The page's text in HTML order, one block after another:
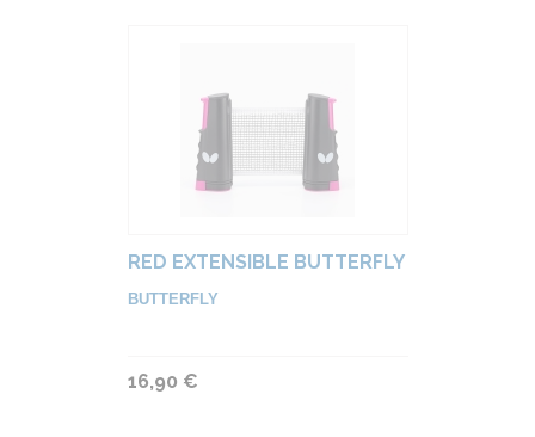
RED EXTENSIBLE BUTTERFLY
BUTTERFLY
16,90 €